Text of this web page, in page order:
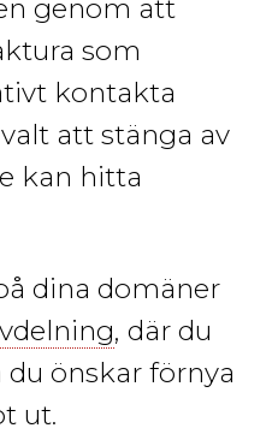
genom att
som
kontakta
att stänga av
kan hitta
dina domäner
, där du
önskar förnya
ut.